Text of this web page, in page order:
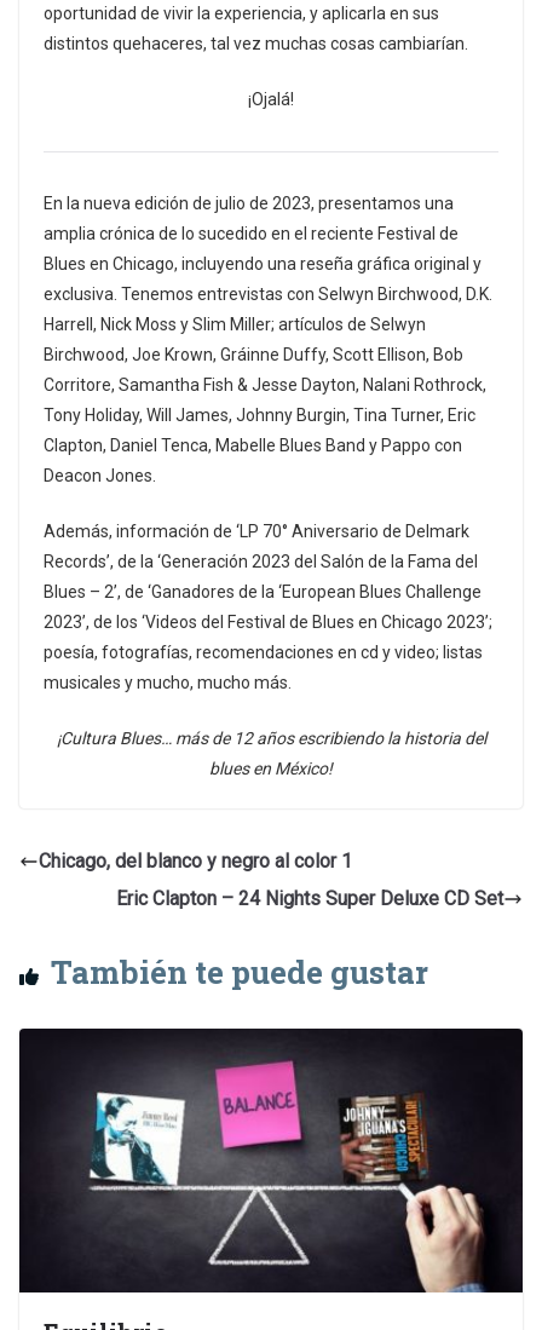
oportunidad de vivir la experiencia, y aplicarla en sus
distintos quehaceres, tal vez muchas cosas cambiarían.
¡Ojalá!
En la nueva edición de julio de 2023, presentamos una
amplia crónica de lo sucedido en el reciente Festival de
Blues en Chicago, incluyendo una reseña gráfica original y
exclusiva. Tenemos entrevistas con Selwyn Birchwood, D.K.
Harrell, Nick Moss y Slim Miller; artículos de Selwyn
Birchwood, Joe Krown, Gráinne Duffy, Scott Ellison, Bob
Corritore, Samantha Fish & Jesse Dayton, Nalani Rothrock,
Tony Holiday, Will James, Johnny Burgin, Tina Turner, Eric
Clapton, Daniel Tenca, Mabelle Blues Band y Pappo con
Deacon Jones.
Además, información de ‘LP 70° Aniversario de Delmark
Records’, de la ‘Generación 2023 del Salón de la Fama del
Blues – 2’, de ‘Ganadores de la ‘European Blues Challenge
2023’, de los ‘Videos del Festival de Blues en Chicago 2023’;
poesía, fotografías, recomendaciones en cd y video; listas
musicales y mucho, mucho más.
¡Cultura Blues… más de 12 años escribiendo la historia del
blues en México!
Chicago, del blanco y negro al color 1
Eric Clapton – 24 Nights Super Deluxe CD Set
También te puede gustar